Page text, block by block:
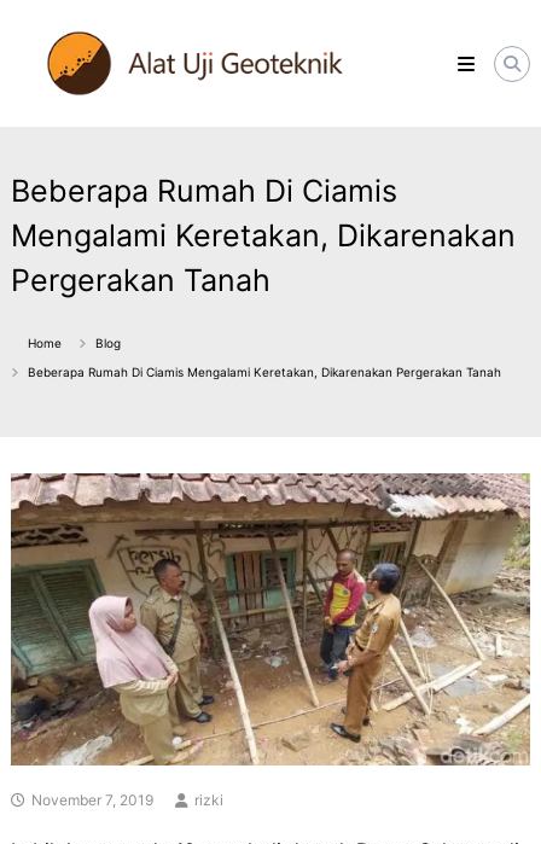
content
ALATUJIGEOTEKNIK.COM
DISTRIBUTOR
INSTRUMENT
Beberapa Rumah Di Ciamis
Mengalami Keretakan, Dikarenakan
Pergerakan Tanah
Home
Blog
Beberapa Rumah Di Ciamis Mengalami Keretakan, Dikarenakan Pergerakan Tanah
November 7, 2019 rizki